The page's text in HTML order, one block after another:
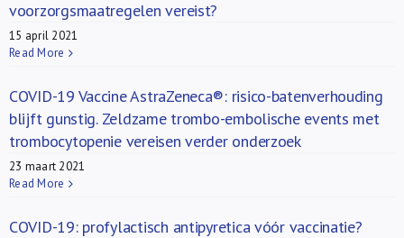
voorzorgsmaatregelen vereist?
15 april 2021
Read More
COVID-19 Vaccine AstraZeneca®: risico-batenverhouding
blijft gunstig. Zeldzame trombo-embolische events met
trombocytopenie vereisen verder onderzoek
23 maart 2021
Read More
COVID-19: profylactisch antipyretica vóór vaccinatie?